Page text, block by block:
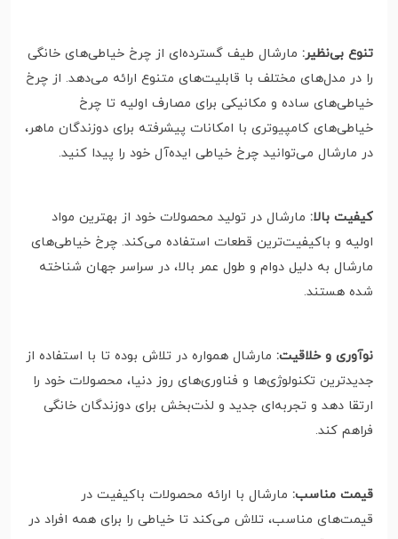
تنوع بی‌نظیر: مارشال طیف گسترده‌ای از چرخ خیاطی‌های خانگی
را در مدل‌های مختلف با قابلیت‌های متنوع ارائه می‌دهد. از چرخ
خیاطی‌های ساده و مکانیکی برای مصارف اولیه تا چرخ
خیاطی‌های کامپیوتری با امکانات پیشرفته برای دوزندگان ماهر،
در مارشال می‌توانید چرخ خیاطی ایده‌آل خود را پیدا کنید.
کیفیت بالا: مارشال در تولید محصولات خود از بهترین مواد
اولیه و باکیفیت‌ترین قطعات استفاده می‌کند. چرخ خیاطی‌های
مارشال به دلیل دوام و طول عمر بالا، در سراسر جهان شناخته
شده هستند.
نوآوری و خلاقیت: مارشال همواره در تلاش بوده تا با استفاده از
جدیدترین تکنولوژی‌ها و فناوری‌های روز دنیا، محصولات خود را
ارتقا دهد و تجربه‌ای جدید و لذت‌بخش برای دوزندگان خانگی
فراهم کند.
قیمت مناسب: مارشال با ارائه محصولات باکیفیت در
قیمت‌های مناسب، تلاش می‌کند تا خیاطی را برای همه افراد در